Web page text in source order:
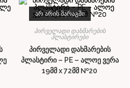
ᲐᲠ ᲐᲠᲘᲡ ᲛᲐᲠᲐᲒᲨᲘ
პირველადი დახმარების
პლასტირები
პირველადი დახმარების
პლასტირი – PE – ალოე ვერა
19მმ x 72მმ №20